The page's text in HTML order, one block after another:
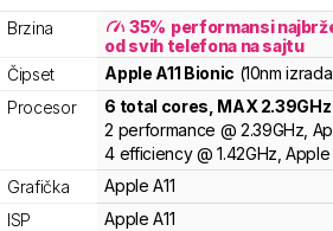
Brzina 35% performansi
od svih telefona na sajtu
Čipset
Apple A11 Bionic (10nm
Procesor
6 total cores , MAX 2.39GHz
2 performance @ 2.39GHz,
4 efficiency @ 1.42GHz,Apple
Grafička
Apple A11
ISP
Apple A11